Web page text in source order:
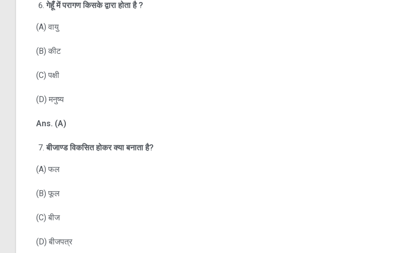
गेहूँ में परागण किसके द्वारा होता है?
(A) वायु
(B) कीट
(C) पक्षी
(D) मनुष्य
Ans. (A)
बीजाण्ड विकसित होकर क्या बनाता है?
(A) फल
(B) फूल
(C) बीज
(D) बीजपत्र